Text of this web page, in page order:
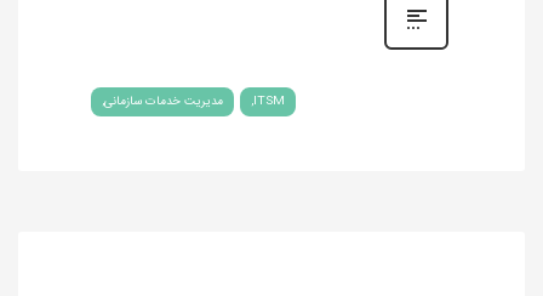
ITSM مدیریت خدمات سازمانی